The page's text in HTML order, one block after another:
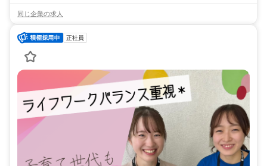
同じ企業の求人
正社員